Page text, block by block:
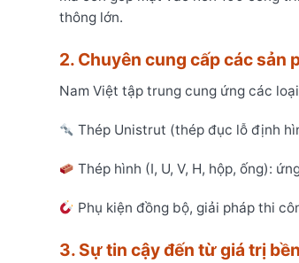
thông lớn.
2. Chuyên cung cấp các sản
Nam Việt tập trung cung ứng các
Thép Unistrut (thép đục lỗ định
Thép hình (I, U, V, H, hộp, ống):
Phụ kiện đồng bộ, giải pháp thi
3. Sự tin cậy đến từ giá trị